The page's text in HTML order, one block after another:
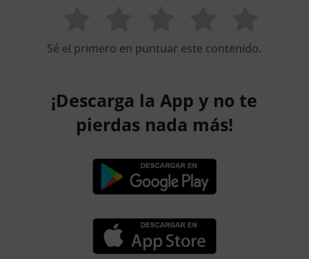
Sé el primero en puntuar este contenido.
¡Descarga la App y no te
pierdas nada más!